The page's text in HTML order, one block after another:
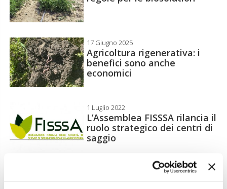
17 Giugno 2025
Agricoltura rigenerativa: i
benefici sono anche
economici
1 Luglio 2022
L’Assemblea FISSSA rilancia il
ruolo strategico dei centri di
saggio
L’emergenza Covid-19 non